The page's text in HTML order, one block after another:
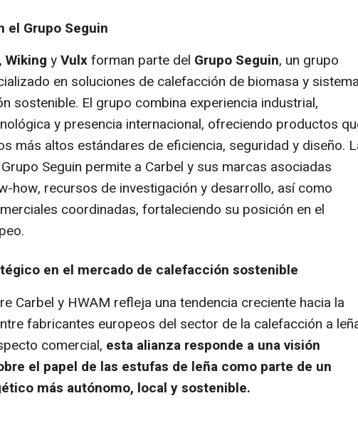
el Grupo Seguin
, Wiking yVulxforman parte del Grupo Seguin, un grupo
en soluciones de calefacción de biomasa y
sostenible. El grupo combina experiencia industrial,
y presencia internacional, ofreciendo productos
más altos estándares de eficiencia, seguridad y diseño.
Seguin permite a Carbel y sus marcas asociadas
how, recursos de investigación y desarrollo, así como
coordinadas, fortaleciendo su posición en el
en el mercado de calefacción sostenible
Carbel y HWAM refleja una tendencia creciente hacia la
fabricantes europeos del sector de la calefacción a
comercial, esta alianza responde a una visión
el papel de las estufas de leña como parte de un
más autónomo, local y sostenible.